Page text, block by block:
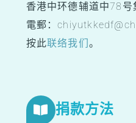
香港中环德辅道中78
電郵：
按此联络我们。
捐款方法